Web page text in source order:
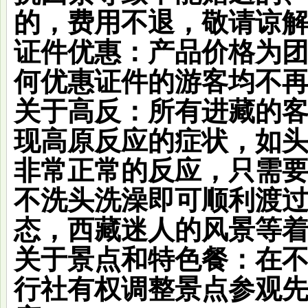
的，费用不退，敬请谅
证件优惠：产品价格为
何优惠证件的游客均不
关于高反 ：所有进藏的
现高原反应的症状，如
非常正常的反应，只需
不洗头洗澡即可顺利渡
态，西藏迷人的风景等
关于景点和特色餐： 在
行社有权调整景点参观